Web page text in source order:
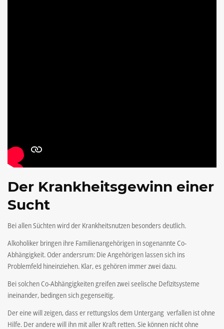
Der Krankheitsgewinn einer
Sucht
Bei allen Süchten wird der Krankheitsnutzen besonders deutlich.
Alkoholiker bringen ihre Familienangehörigen in sogenannte Co-
Abhängigkeit. Oder andersrum: Die Angehörigen lassen sich ins
Problemfeld hineinziehen. Klar, es gehören immer zwei dazu.
Bei solchen Co-Abhängigkeiten greifen zwei seelische Defizitsysteme
ineinander, bedingen sich gegenseitig.
Der eine will zeigen, dass er rettungslos dem Untergang verfallen ist ohne
Hilfe. Der andere will ihn mit aller Kraft retten. Sie können nicht ohne